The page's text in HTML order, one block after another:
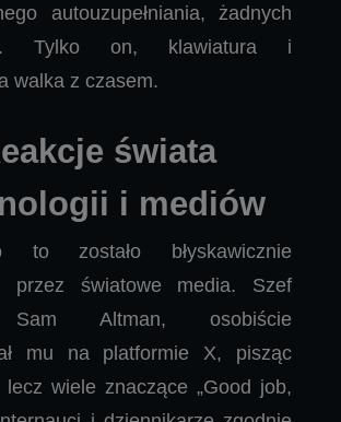
autouzupełniania, żadnych
Tylko on, klawiatura i
walka z czasem.
świata
i mediów
to zostało błyskawicznie
przez światowe media. Szef
Sam Altman, osobiście
mu na platformie X, pisząc
lecz wiele znaczące „Good job,